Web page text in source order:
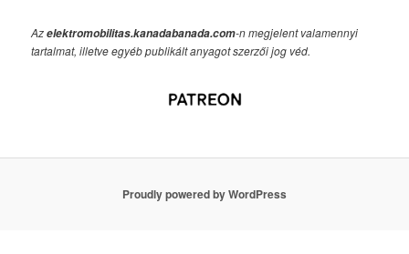
Azelektromobilitas.kanadabanada.com-n megjelent valamennyi
tartalmat, illetve egyéb publikált anyagot szerzői jog véd.
Proudly powered by WordPress